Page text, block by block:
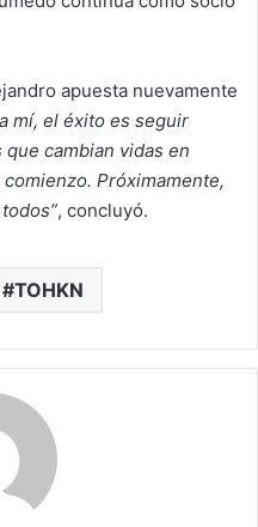
apuesta nuevamente
mí, el éxito es seguir
cambian vidas en
Próximamente,
, concluyó.
TOHKN